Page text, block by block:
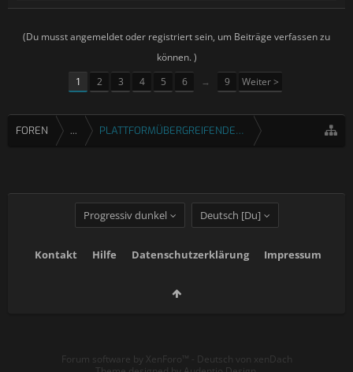
(Du musst angemeldet oder registriert sein, um Beiträge verfassen zu
können. )
1
2 3 4 5 6 → 9 Weiter >
FOREN ... PLATTFORMÜBERGREIFENDE SPIELE
Progressiv dunkel Deutsch [Du]
Kontakt Hilfe Datenschutzerklärung Impressum
Forum software by XenForo™ - Deutsch von xenDach